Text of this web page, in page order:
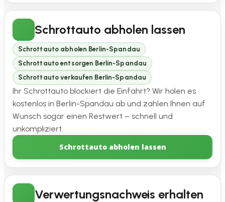
Schrottauto abholen lassen
Schrottauto abholen Berlin-Spandau
Schrottauto entsorgen Berlin-Spandau
Schrottauto verkaufen Berlin-Spandau
Ihr Schrottauto blockiert die Einfahrt? Wir holen es
kostenlos in Berlin-Spandau ab und zahlen Ihnen auf
Wunsch sogar einen Restwert – schnell und
unkompliziert.
Schrottauto abholen lassen
Verwertungsnachweis erhalten